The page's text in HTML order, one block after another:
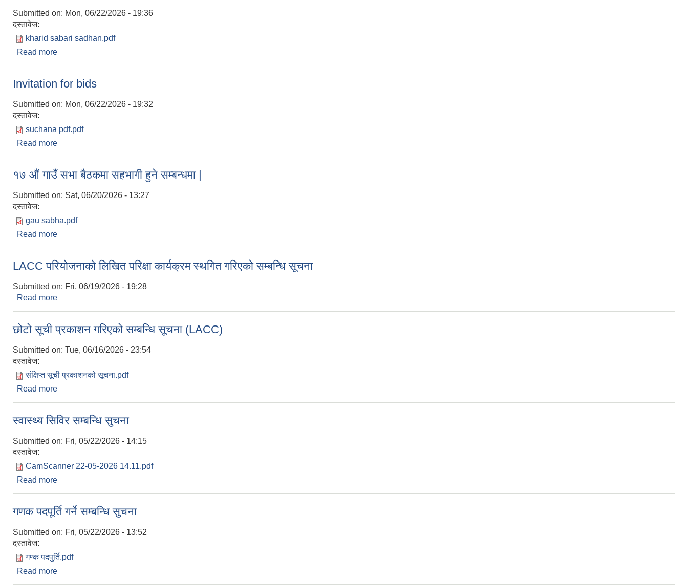
Submitted on: Mon, 06/22/2026 - 19:36
दस्तावेज:
kharid sabari sadhan.pdf
Read more
Invitation for bids
Submitted on: Mon, 06/22/2026 - 19:32
दस्तावेज:
suchana pdf.pdf
Read more
१७ औं गाउँ सभा बैठकमा सहभागी हुने सम्बन्धमा |
Submitted on: Sat, 06/20/2026 - 13:27
दस्तावेज:
gau sabha.pdf
Read more
LACC परियोजनाको लिखित परिक्षा कार्यक्रम स्थगित गरिएको सम्बन्धि सूचना
Submitted on: Fri, 06/19/2026 - 19:28
Read more
छोटो सूची प्रकाशन गरिएको सम्बन्धि सूचना (LACC)
Submitted on: Tue, 06/16/2026 - 23:54
दस्तावेज:
संक्षिप्त सूची प्रकाशनको सूचना.pdf
Read more
स्वास्थ्य सिविर सम्बन्धि सुचना
Submitted on: Fri, 05/22/2026 - 14:15
दस्तावेज:
CamScanner 22-05-2026 14.11.pdf
Read more
गणक पदपूर्ति गर्ने सम्बन्धि सुचना
Submitted on: Fri, 05/22/2026 - 13:52
दस्तावेज:
गण्क पदपुर्ति.pdf
Read more